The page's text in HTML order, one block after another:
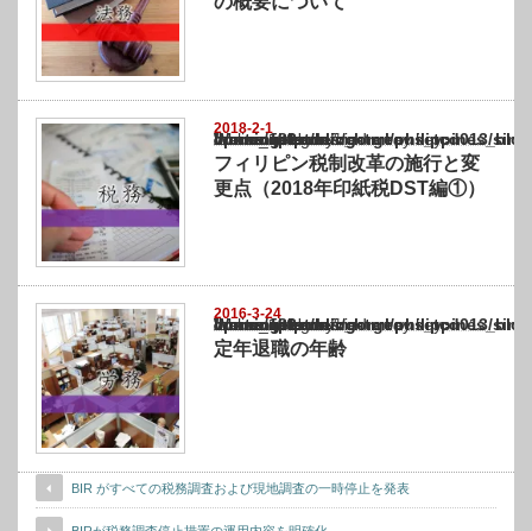
2018-2-1
Warning
: Undefined array key "show_category" in
/home/netst/kuno-cpa.co.jp/public_html/philippines_blog/wp-content/themes/
on line183
フィリピン税制改革の施行と変
更点（2018年印紙税DST編①）
2016-3-24
Warning
: Undefined array key "show_category" in
/home/netst/kuno-cpa.co.jp/public_html/philippines_blog/wp-content/themes/
on line183
定年退職の年齢
BIR がすべての税務調査および現地調査の一時停止を発表